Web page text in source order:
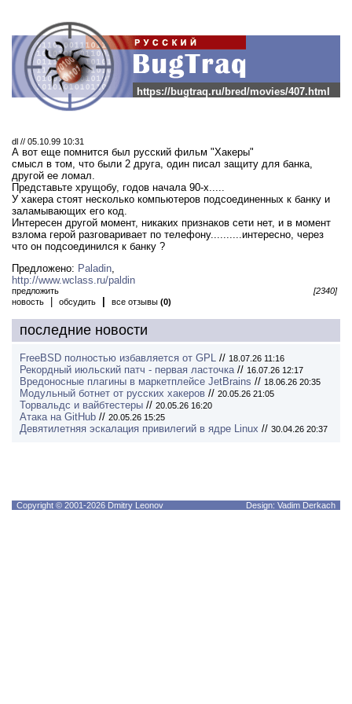
https://bugtraq.ru/bred/movies/407.html
dl // 05.10.99 10:31
А вот еще помнится был русский фильм "Хакеры"
смысл в том, что были 2 друга, один писал защиту для банка,
другой ее ломал.
Представьте хрущобу, годов начала 90-х.....
У хакера стоят несколько компьютеров подсоединенных к банку и
заламывающих его код.
Интересен другой момент, никаких признаков сети нет, и в момент
взлома герой разговаривает по телефону..........интересно, через
что он подсоединился к банку ?
Предложено: Paladin,
http://www.wclass.ru/paldin
предложить
новость
обсудить все отзывы (0)
[2340]
последние новости
FreeBSD полностью избавляется от GPL // 18.07.26 11:16
Рекордный июльский патч - первая ласточка// 16.07.26 12:17
Вредоносные плагины в маркетплейсе JetBrains // 18.06.26 20:35
Модульный ботнет от русских хакеров // 20.05.26 21:05
Торвальдс и вайбтестеры // 20.05.26 16:20
Атака на GitHub // 20.05.26 15:25
Девятилетняя эскалация привилегий в ядре Linux // 30.04.26 20:37
Copyright © 2001-2026 Dmitry Leonov Design: Vadim Derkach